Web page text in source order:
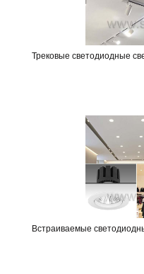
Трековые светодиодные
Встраиваемые